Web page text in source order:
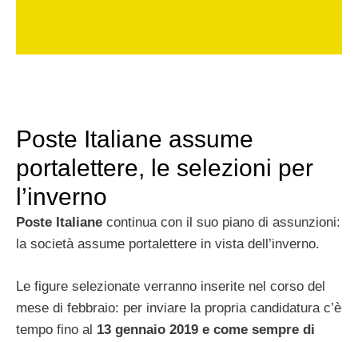
Poste Italiane assume
portalettere, le selezioni per
l’inverno
Poste Italiane continua con il suo piano di assunzioni:
la società assume portalettere in vista dell’inverno.
Le figure selezionate verranno inserite nel corso del
mese di febbraio: per inviare la propria candidatura c’è
tempo fino al 13 gennaio 2019 e come sempre di